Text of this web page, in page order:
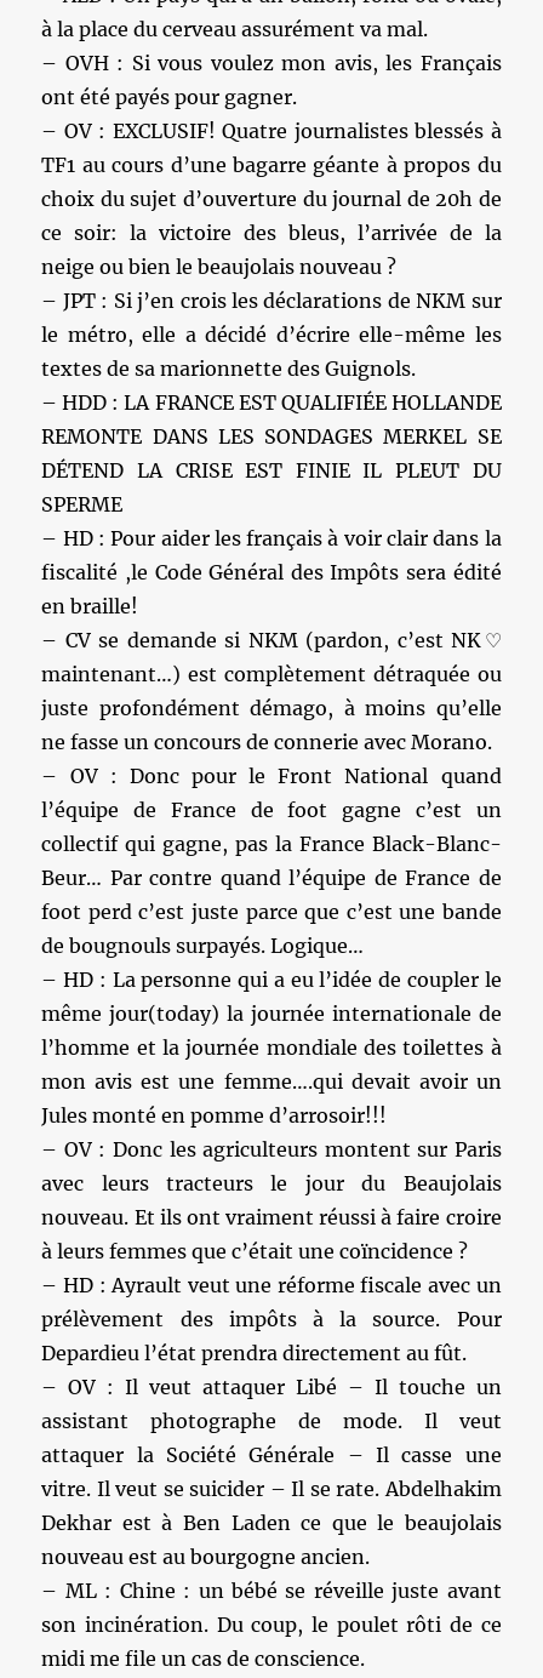
à la place du cerveau assurément va mal.
– OVH : Si vous voulez mon avis, les Français
ont été payés pour gagner.
– OV : EXCLUSIF! Quatre journalistes blessés à
TF1 au cours d’une bagarre géante à propos du
choix du sujet d’ouverture du journal de 20h de
ce soir: la victoire des bleus, l’arrivée de la
neige ou bien le beaujolais nouveau ?
– JPT : Si j’en crois les déclarations de NKM sur
le métro, elle a décidé d’écrire elle-même les
textes de sa marionnette des Guignols.
– HDD : LA FRANCE EST QUALIFIÉE HOLLANDE
REMONTE DANS LES SONDAGES MERKEL SE
DÉTEND LA CRISE EST FINIE IL PLEUT DU
SPERME
– HD : Pour aider les français à voir clair dans la
fiscalité ,le Code Général des Impôts sera édité
en braille!
– CV se demande si NKM (pardon, c’est NK♡
maintenant…) est complètement détraquée ou
juste profondément démago, à moins qu’elle
ne fasse un concours de connerie avec Morano.
– OV : Donc pour le Front National quand
l’équipe de France de foot gagne c’est un
collectif qui gagne, pas la France Black-Blanc-
Beur… Par contre quand l’équipe de France de
foot perd c’est juste parce que c’est une bande
de bougnouls surpayés. Logique…
– HD : La personne qui a eu l’idée de coupler le
même jour(today) la journée internationale de
l’homme et la journée mondiale des toilettes à
mon avis est une femme….qui devait avoir un
Jules monté en pomme d’arrosoir!!!
– OV : Donc les agriculteurs montent sur Paris
avec leurs tracteurs le jour du Beaujolais
nouveau. Et ils ont vraiment réussi à faire croire
à leurs femmes que c’était une coïncidence ?
– HD : Ayrault veut une réforme fiscale avec un
prélèvement des impôts à la source. Pour
Depardieu l’état prendra directement au fût.
– OV : Il veut attaquer Libé – Il touche un
assistant photographe de mode. Il veut
attaquer la Société Générale – Il casse une
vitre. Il veut se suicider – Il se rate. Abdelhakim
Dekhar est à Ben Laden ce que le beaujolais
nouveau est au bourgogne ancien.
– ML : Chine : un bébé se réveille juste avant
son incinération. Du coup, le poulet rôti de ce
midi me file un cas de conscience.